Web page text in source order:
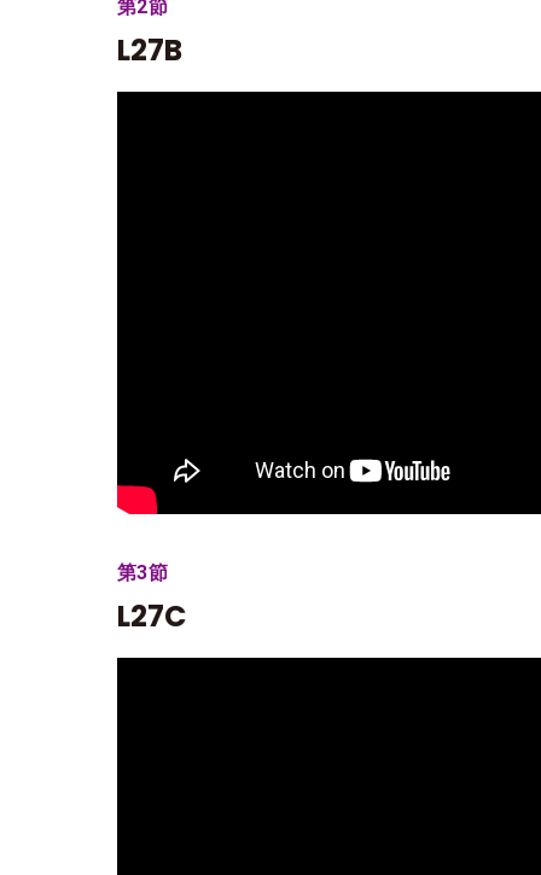
第2節
L27B
第3節
L27C